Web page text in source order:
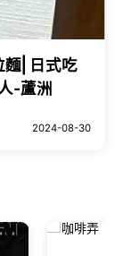
麵⎜日式吃
-蘆洲
2024-08-30